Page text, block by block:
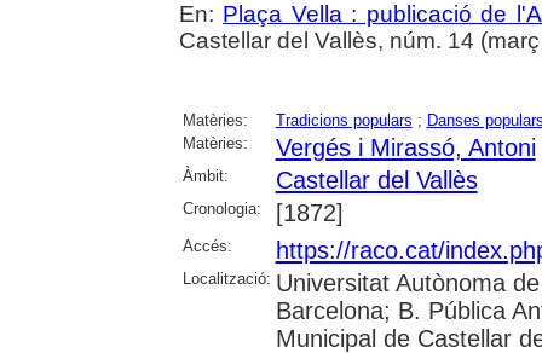
En: Plaça Vella : publicació de
Castellar del Vallès, núm. 14
Matèries: Tradicions populars ; Danses
Matèries:
Vergés i Mirassó, Antoni
Àmbit: Castellar del Vallès
Cronologia: [1872]
Accés: https://raco.cat/
Localització: Universitat Autònoma
Barcelona; B. Pública
Municipal de Castellar